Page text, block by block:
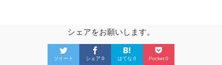
シェアをお願いします。
ツイート シェア 0 はてな 0 Pocket0